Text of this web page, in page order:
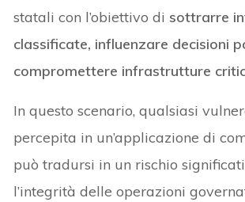
statali con l’obiettivo di sottrarre
classificate, influenzare decisioni
compromettere infrastrutture
In questo scenario, qualsiasi
percepita in un’applicazione di
può tradursi in un rischio
l’integrità delle operazioni